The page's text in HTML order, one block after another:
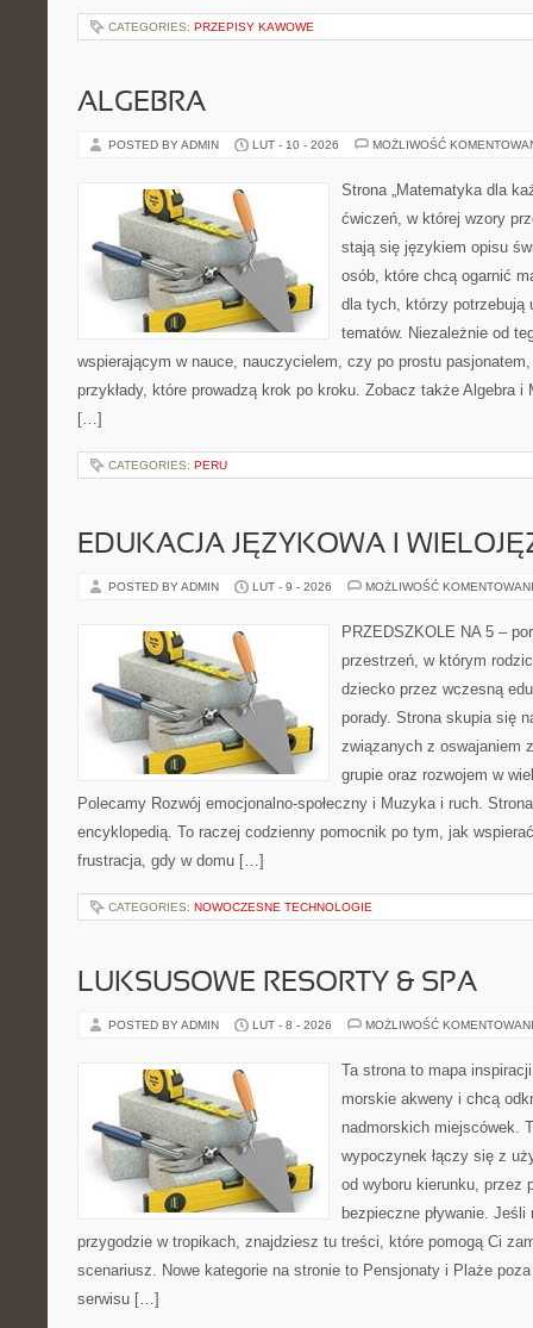
CATEGORIES: PRZEPISY KAWOWE
ALGEBRA
POSTED BY ADMIN LUT - 10 - 2026 MOŻLIWOŚĆ
Strona „Matematyka dla
ćwiczeń, w której wzory
stają się językiem opisu
osób, które chcą ogarnić
dla tych, którzy potrzebują
tematów. Niezależnie od
wspierającym w nauce, nauczycielem, czy po prostu
przykłady, które prowadzą krok po kroku. Zobacz także Algebra i
[…]
CATEGORIES: PERU
EDUKACJA JĘZYKOWA I
POSTED BY ADMIN LUT - 9 - 2026 MOŻLIWOŚĆ
PRZEDSZKOLE NA 5 –
przestrzeń, w którym
dziecko przez wczesną
porady. Strona skupia się
związanych z oswajaniem
grupie oraz rozwojem w
Polecamy Rozwój emocjonalno-społeczny i Muzyka i ruch.
encyklopedią. To raczej codzienny pomocnik po tym, jak
frustracja, gdy w domu […]
CATEGORIES: NOWOCZESNE TECHNOLOGIE
LUKSUSOWE RESORTY & SPA
POSTED BY ADMIN LUT - 8 - 2026 MOŻLIWOŚĆ
Ta strona to mapa
morskie akweny i chcą
nadmorskich miejscówek.
wypoczynek łączy się z
od wyboru kierunku, przez
bezpieczne pływanie.
przygodzie w tropikach, znajdziesz tu treści, które pomogą Ci
scenariusz. Nowe kategorie na stronie to Pensjonaty i Plaże poza
serwisu […]